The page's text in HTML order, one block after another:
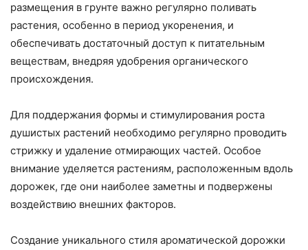
размещения в грунте важно регулярно поливать
растения, особенно в период укоренения, и
обеспечивать достаточный доступ к питательным
веществам, внедряя удобрения органического
происхождения.
Для поддержания формы и стимулирования роста
душистых растений необходимо регулярно проводить
стрижку и удаление отмирающих частей. Особое
внимание уделяется растениям, расположенным вдоль
дорожек, где они наиболее заметны и подвержены
воздействию внешних факторов.
Создание уникального стиля ароматической дорожки